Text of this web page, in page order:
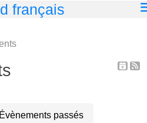
français
Évènements passés